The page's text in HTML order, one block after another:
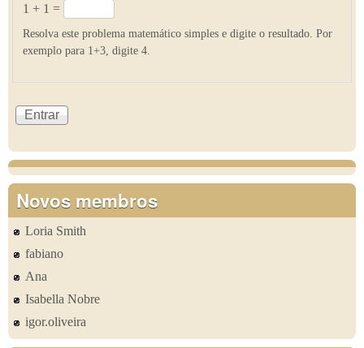
1 + 1 =
Resolva este problema matemático simples e digite o resultado. Por
exemplo para 1+3, digite 4.
Novos membros
Loria Smith
fabiano
Ana
Isabella Nobre
igor.oliveira